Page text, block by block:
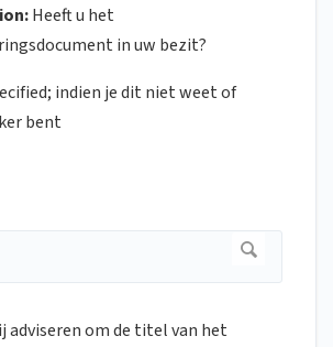
Heeft u het
in uw bezit?
indien je dit niet weet of
bent
adviseren om de titel van het